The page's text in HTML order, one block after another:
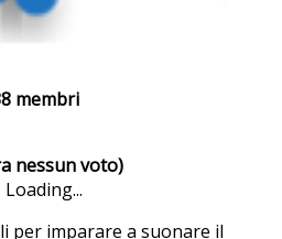
membri
nessun voto)
Loading...
per imparare a suonare il